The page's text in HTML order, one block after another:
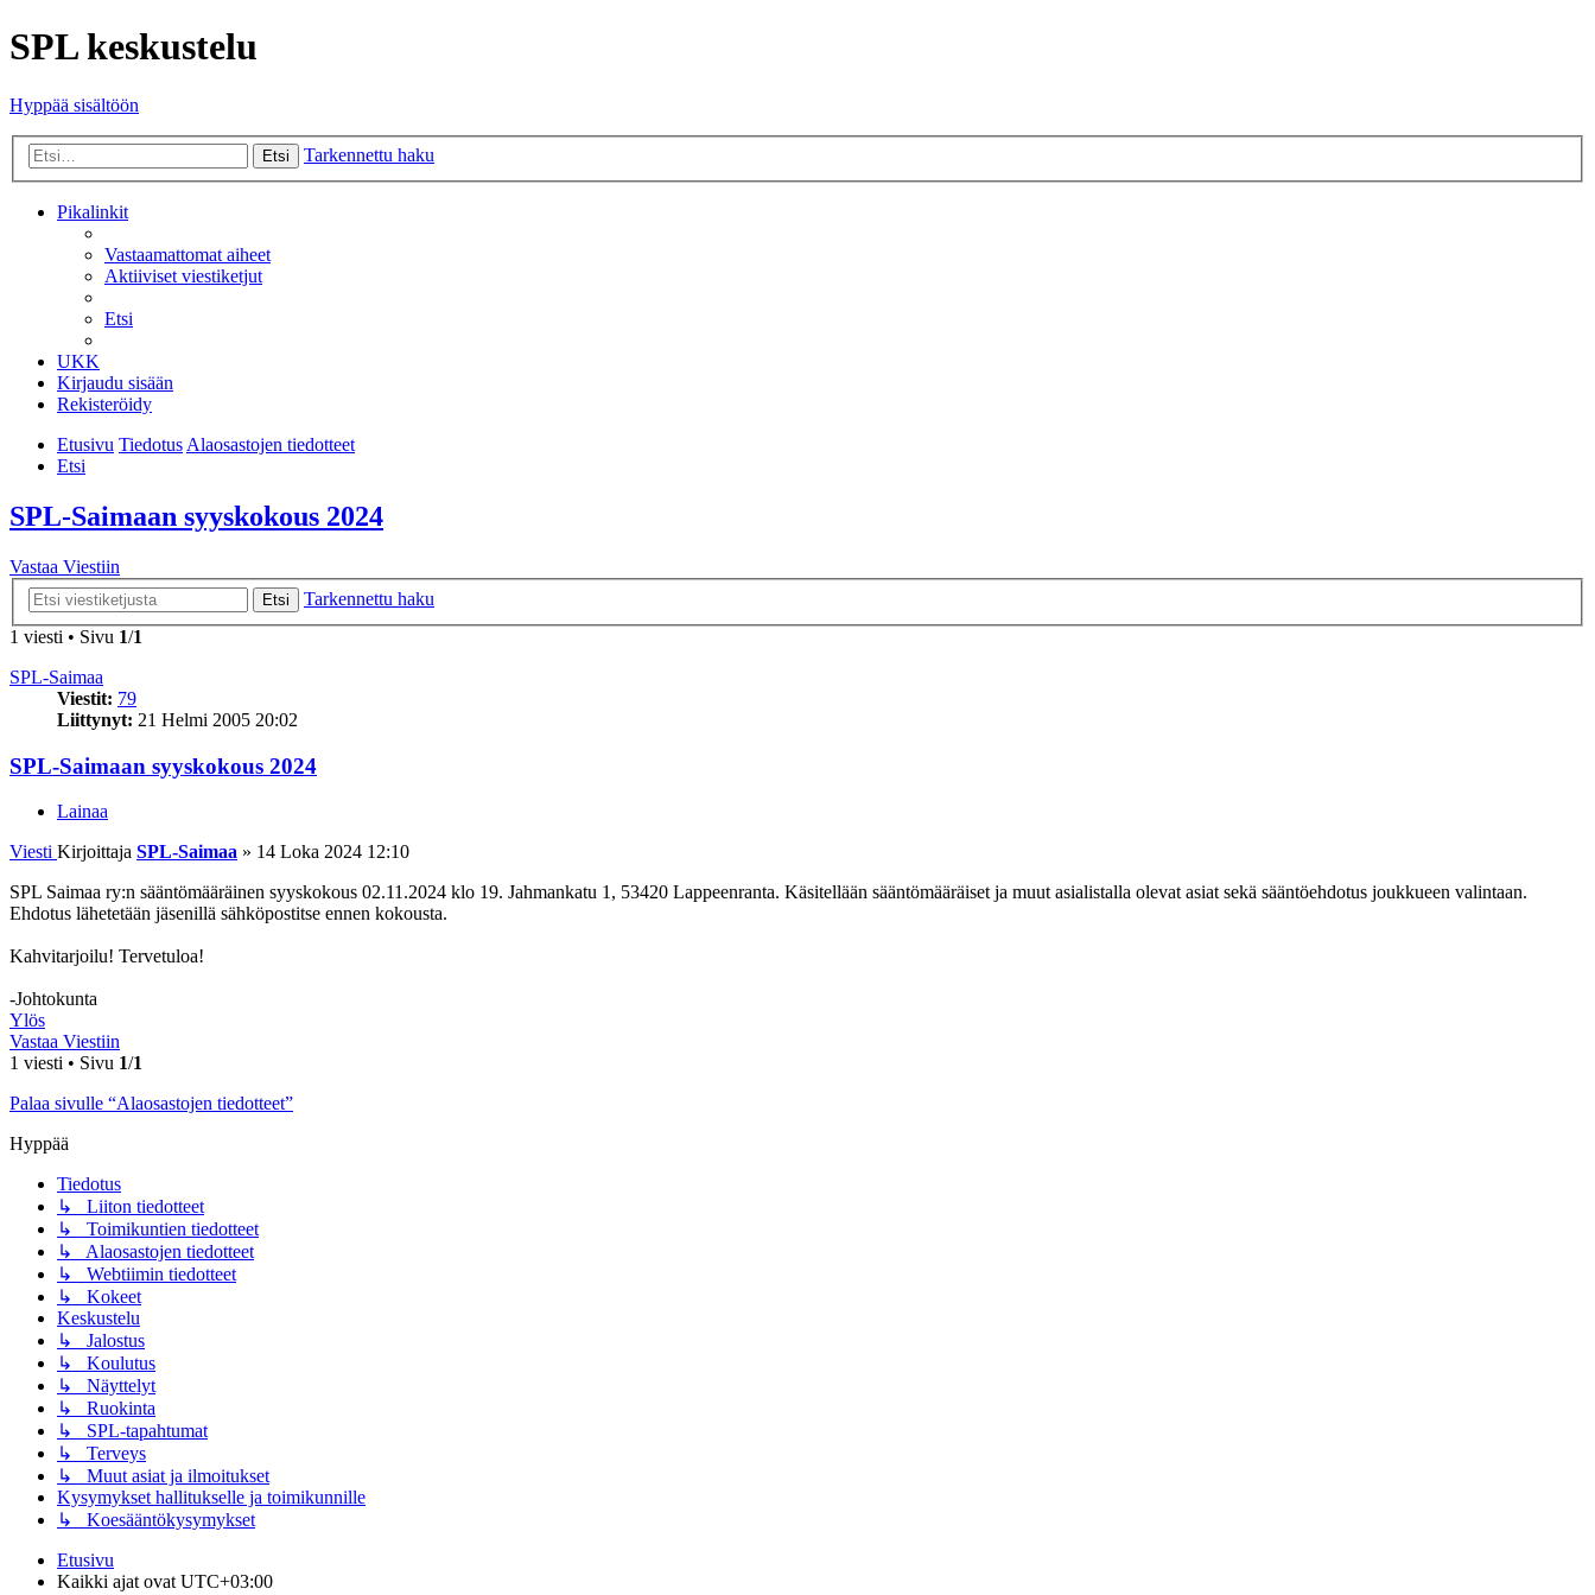
SPL keskustelu
Hyppää sisältöön
Etsi Tarkennettu haku
Pikalinkit
Vastaamattomat aiheet
Aktiiviset viestiketjut
Etsi
UKK
Kirjaudu sisään
Rekisteröidy
Etusivu TiedotusAlaosastojen tiedotteet
Etsi
SPL-Saimaan syyskokous 2024
Vastaa Viestiin
Etsi
Tarkennettu haku
1 viesti • Sivu 1/1
SPL-Saimaa
Viestit: 79
Liittynyt: 21 Helmi 2005 20:02
SPL-Saimaan syyskokous 2024
Lainaa
Viesti Kirjoittaja SPL-Saimaa » 14 Loka 2024 12:10
SPL Saimaa ry:n sääntömääräinen syyskokous 02.11.2024 klo 19. Jahmankatu 1, 53420 Lappeenranta. Käsitellään sääntömääräiset ja muut asialistalla olevat asiat sekä sääntöehdotus joukkueen valintaan.
Ehdotus lähetetään jäsenillä sähköpostitse ennen kokousta.
Kahvitarjoilu! Tervetuloa!
-Johtokunta
Ylös
Vastaa Viestiin
1 viesti • Sivu 1/1
Palaa sivulle “Alaosastojen tiedotteet”
Hyppää
Tiedotus
↳ Liiton tiedotteet
↳ Toimikuntien tiedotteet
↳ Alaosastojen tiedotteet
↳ Webtiimin tiedotteet
↳ Kokeet
Keskustelu
↳ Jalostus
↳ Koulutus
↳ Näyttelyt
↳ Ruokinta
↳ SPL-tapahtumat
↳ Terveys
↳ Muut asiat ja ilmoitukset
Kysymykset hallitukselle ja toimikunnille
↳ Koesääntökysymykset
Etusivu
Kaikki ajat ovat UTC+03:00